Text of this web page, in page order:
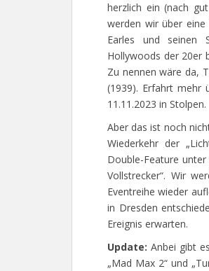
herzlich ein (nach
werden wir über eine
Earles und seinen
Hollywoods der 20er
Zu nennen wäre da,
(1939). Erfahrt mehr
11.11.2023 in Stolpen.
Aber das ist noch
Wiederkehr der
Double-Feature
Vollstrecker“. Wir
Eventreihe wieder
in Dresden
Ereignis erwarten.
Update: Anbei gibt
„Mad Max 2“ und